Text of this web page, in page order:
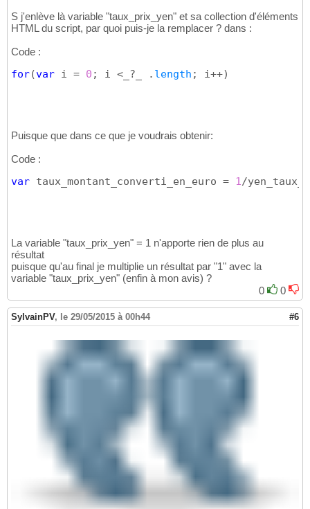
S j'enlève là variable "taux_prix_yen" et sa collection d'éléments
HTML du script, par quoi puis-je la remplacer ? dans :
Code :
for(var i = 0 ; i <_?_ . length ; i++)
Puisque que dans ce que je voudrais obtenir:
Code :
var taux_montant_converti_en_euro = 1/
La variable "taux_prix_yen" = 1 n'apporte rien de plus au
résultat
puisque qu'au final je multiplie un résultat par "1" avec la
variable "taux_prix_yen" (enfin à mon avis) ?
0
0
SylvainPV, le 29/05/2015 à 00h44 #6